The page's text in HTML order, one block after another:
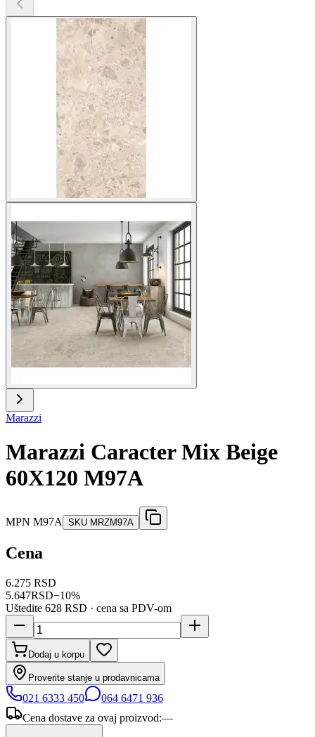
Marazzi
Marazzi Caracter Mix Beige
60X120 M97A
MPN M97A SKU MRZM97A
Cena
6.275 RSD
5.647RSD−10%
Uštedite 628 RSD · cena sa PDV-om
Dodaj u korpu
Proverite stanje u prodavnicama
021 6333 450
064 6471 936
Cena dostave za ovaj proizvod:—